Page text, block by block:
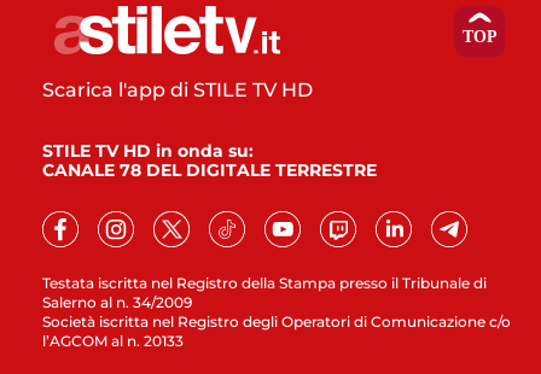
Testata iscritta nel Registro della Stampa presso il Tribunale di
Salerno al n. 34/2009
Società iscritta nel Registro degli Operatori di Comunicazione c/o
l’AGCOM al n. 20133
Scarica l'app di STILE TV HD
STILE TV HD in onda su:
CANALE 78 DEL DIGITALE TERRESTRE